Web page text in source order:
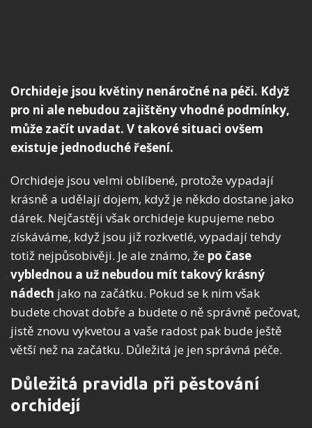
Orchideje jsou květiny nenáročné na péči. Když
pro ni ale nebudou zajištěny vhodné podmínky,
může začít uvadat. V takové situaci ovšem
existuje jednoduché řešení.
Orchideje jsou velmi oblíbené, protože vypadají
krásně a udělají dojem, když je někdo dostane jako
dárek. Nejčastěji však orchideje kupujeme nebo
získáváme, když jsou již rozkvetlé, vypadají tehdy
totiž nejpůsobivěji. Je ale známo, že po čase
vyblednou a už nebudou mít takový krásný
nádech jako na začátku. Pokud se k nim však
budete chovat dobře a budete o ně správně pečovat,
jistě znovu vykvetou a vaše radost pak bude ještě
větší než na začátku. Důležitá je jen správná péče.
Důležitá pravidla při pěstování
orchidejí